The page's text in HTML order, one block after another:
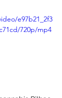
e97b21_2f3
720p/mp4